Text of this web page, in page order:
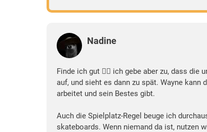
Nadine
Finde ich gut 👍🏻 ich gebe aber zu, dass
auf, und sieht es dann zu spät. Wayne
arbeitet und sein Bestes gibt.
Auch die Spielplatz-Regel beuge ich
skateboards. Wenn niemand da ist, nutzen